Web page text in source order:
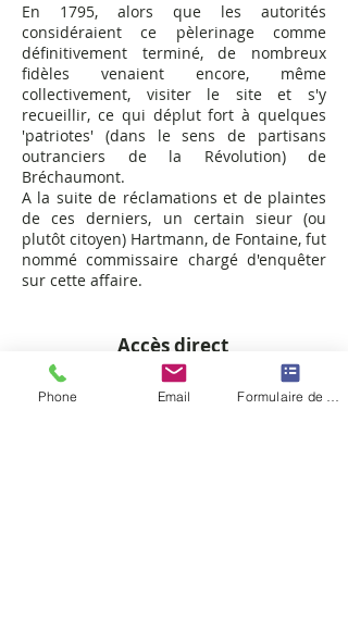
En 1795, alors que les autorités
considéraient ce pèlerinage comme
définitivement terminé, de nombreux
fidèles venaient encore, même
collectivement, visiter le site et s'y
recueillir, ce qui déplut fort à quelques
'patriotes' (dans le sens de partisans
outranciers de la Révolution) de
Bréchaumont.
A la suite de réclamations et de plaintes
de ces derniers, un certain sieur (ou
plutôt citoyen) Hartmann, de Fontaine, fut
nommé commissaire chargé d'enquêter
sur cette affaire.
Accès direct
aux chapitres
Phone Email